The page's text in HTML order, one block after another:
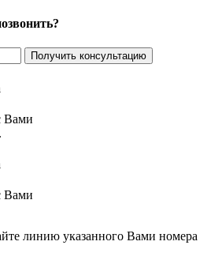
Получить консультацию
Вами
Вами
линию указанного Вами номера